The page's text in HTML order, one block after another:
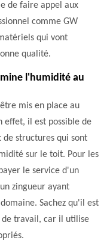
de faire appel aux
comme GW
qui vont
qualité.
l'humidité au
mis en place au
effet, il est possible de
de structures qui sont
sur le toit. Pour les
le service d'un
zingueur ayant
Sachez qu'il est
travail, car il utilise